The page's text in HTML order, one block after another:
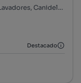
Travessa José Maria Alves - Canidelo, Lavadores, Canidelo, Vila Nova de Gaia, Porto
Destacado